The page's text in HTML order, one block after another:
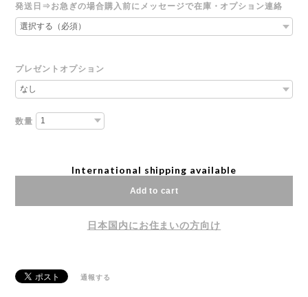
発送日⇒お急ぎの場合購入前にメッセージで在庫・オプション連絡
プレゼントオプション
数量
International shipping available
Add to cart
日本国内にお住まいの方向け
通報する